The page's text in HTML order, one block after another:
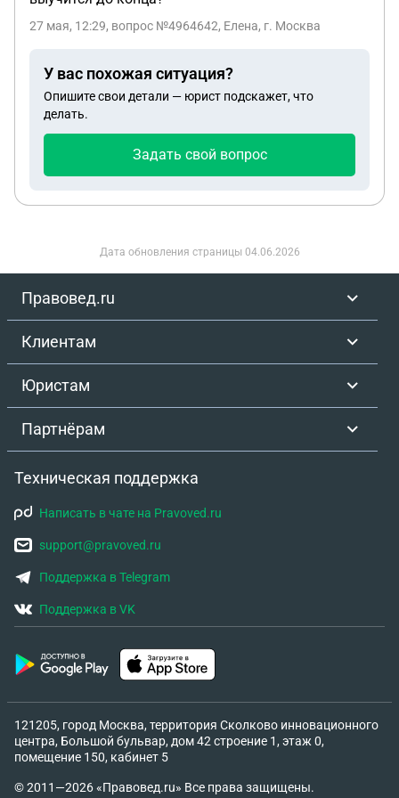
квартирах. но не могу найти согласно какой
помочь со ссылками или номерами похожих дел.
27 мая, 12:29, вопрос №4964642, Елена, г. Москва
У вас похожая ситуация?
Опишите свои детали — юрист подскажет, что
делать.
Задать свой вопрос
Дата обновления страницы 04.06.2026
Правовед.ru
Клиентам
Юристам
Партнёрам
Техническая поддержка
Написать в чате на Pravoved.ru
support@pravoved.ru
Поддержка в Telegram
Поддержка в VK
121205, город Москва, территория Сколково инновационного
центра, Большой бульвар, дом 42 строение 1, этаж 0,
помещение 150, кабинет 5
© 2011—2026 «Правовед.ru» Все права защищены.